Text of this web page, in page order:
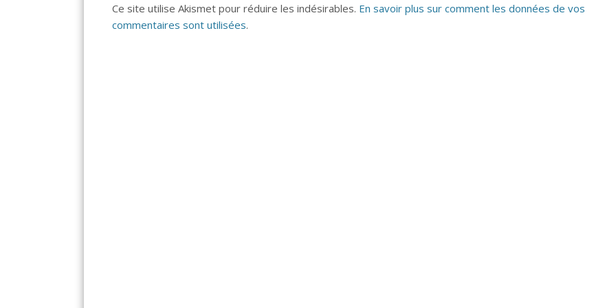
Ce site utilise Akismet pour réduire les indésirables. En savoir plus sur comment les données de vos
commentaires sont utilisées.